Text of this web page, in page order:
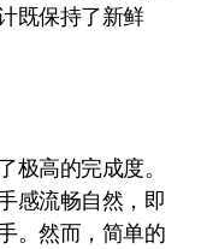
既保持了新鲜
极高的完成度。
感流畅自然，即
。然而，简单的